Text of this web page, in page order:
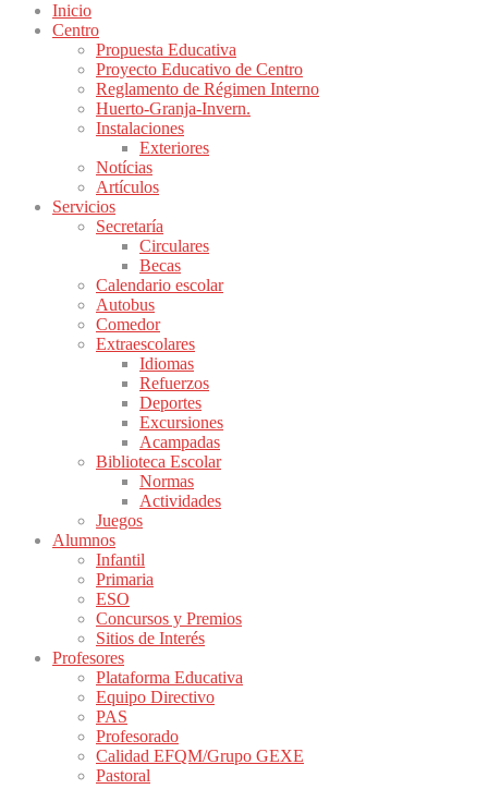
Inicio
Centro
Propuesta Educativa
Proyecto Educativo de Centro
Reglamento de Régimen Interno
Huerto-Granja-Invern.
Instalaciones
Exteriores
Notícias
Artículos
Servicios
Secretaría
Circulares
Becas
Calendario escolar
Autobus
Comedor
Extraescolares
Idiomas
Refuerzos
Deportes
Excursiones
Acampadas
Biblioteca Escolar
Normas
Actividades
Juegos
Alumnos
Infantil
Primaria
ESO
Concursos y Premios
Sitios de Interés
Profesores
Plataforma Educativa
Equipo Directivo
PAS
Profesorado
Calidad EFQM/Grupo GEXE
Pastoral